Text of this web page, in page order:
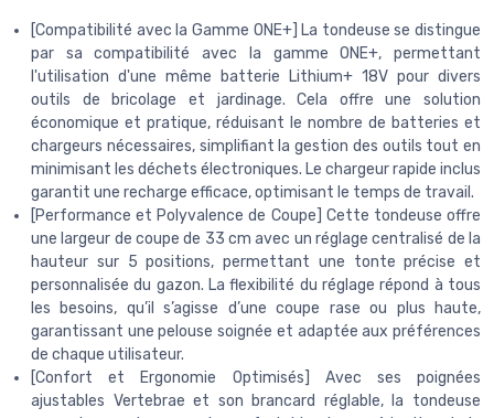
[Compatibilité avec la Gamme ONE+] La tondeuse se distingue
par sa compatibilité avec la gamme ONE+, permettant
l'utilisation d'une même batterie Lithium+ 18V pour divers
outils de bricolage et jardinage. Cela offre une solution
économique et pratique, réduisant le nombre de batteries et
chargeurs nécessaires, simplifiant la gestion des outils tout en
minimisant les déchets électroniques. Le chargeur rapide inclus
garantit une recharge efficace, optimisant le temps de travail.
[Performance et Polyvalence de Coupe] Cette tondeuse offre
une largeur de coupe de 33 cm avec un réglage centralisé de la
hauteur sur 5 positions, permettant une tonte précise et
personnalisée du gazon. La flexibilité du réglage répond à tous
les besoins, qu’il s’agisse d’une coupe rase ou plus haute,
garantissant une pelouse soignée et adaptée aux préférences
de chaque utilisateur.
[Confort et Ergonomie Optimisés] Avec ses poignées
ajustables Vertebrae et son brancard réglable, la tondeuse